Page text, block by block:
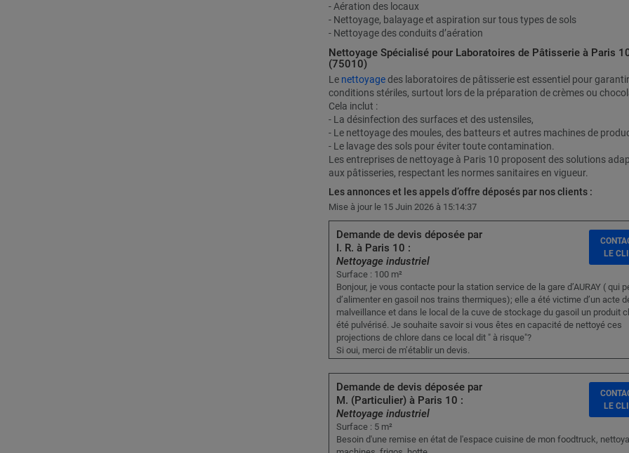
- Aération des locaux
- Nettoyage, balayage et aspiration sur tous types de sols
- Nettoyage des conduits d’aération
Nettoyage Spécialisé pour Laboratoires de Pâtisserie à Paris
(75010)
Le nettoyagedes laboratoires de pâtisserie est essentiel pour
conditions stériles, surtout lors de la préparation de crèmes ou
Cela inclut :
- La désinfection des surfaces et des ustensiles,
- Le nettoyage des moules, des batteurs et autres machines de
- Le lavage des sols pour éviter toute contamination.
Les entreprises de nettoyage à Paris 10 proposent des solutions
aux pâtisseries, respectant les normes sanitaires en vigueur.
Les annonces et les appels d’offre déposés par nos clients :
Mise à jour le 15 Juin 2026 à 15:14:37
Demande de devis déposée par
I. R. à Paris 10 :
Nettoyage industriel
Surface : 100 m²
Bonjour, je vous contacte pour la station service de la gare d’AURAY ( qui
d’alimenter en gasoil nos trains thermiques); elle a été victime d’un acte
malveillance et dans le local de la cuve de stockage du gasoil un produit
été pulvérisé. Je souhaite savoir si vous êtes en capacité de nettoyé ces
projections de chlore dans ce local dit " à risque"?
Si oui, merci de m’établir un devis.
LE
Demande de devis déposée par
M. (Particulier) à Paris 10 :
Nettoyage industriel
Surface : 5 m²
Besoin d'une remise en état de l'espace cuisine de mon foodtruck,
LE